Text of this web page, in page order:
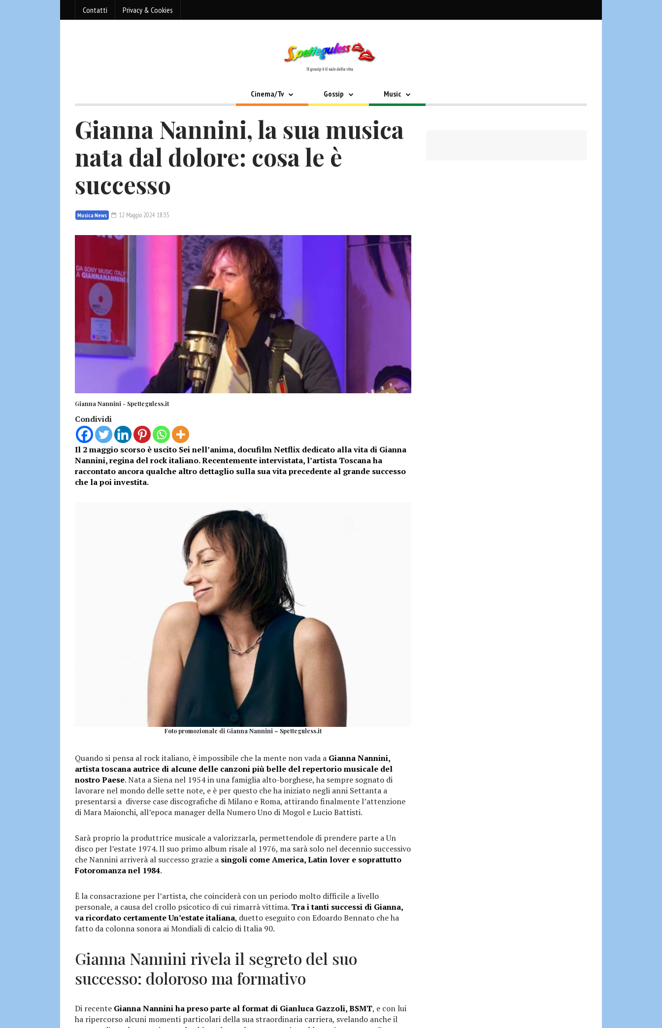
Contatti Privacy & Cookies
Cinema/Tv Gossip Music
Gianna Nannini, la sua musica
nata dal dolore: cosa le è
successo
Musica News 12 Maggio 2024 18:35
Gianna Nannini - Spetteguless.it
Condividi
Il 2 maggio scorso è uscito Sei nell’anima, docufilm Netflix dedicato alla vita di Gianna
Nannini, regina del rock italiano. Recentemente intervistata, l’artista Toscana ha
raccontato ancora qualche altro dettaglio sulla sua vita precedente al grande successo
che la poi investita.
Foto promozionale di Gianna Nannini – Spetteguless.it
Quando si pensa al rock italiano, è impossibile che la mente non vada a Gianna Nannini,
artista toscana autrice di alcune delle canzoni più belle del repertorio musicale del
nostro Paese. Nata a Siena nel 1954 in una famiglia alto-borghese, ha sempre sognato di
lavorare nel mondo delle sette note, e è per questo che ha iniziato negli anni Settanta a
presentarsi a diverse case discografiche di Milano e Roma, attirando finalmente l’attenzione
di Mara Maionchi, all’epoca manager della Numero Uno di Mogol e Lucio Battisti.
Sarà proprio la produttrice musicale a valorizzarla, permettendole di prendere parte a Un
disco per l’estate 1974. Il suo primo album risale al 1976, ma sarà solo nel decennio successivo
che Nannini arriverà al successo grazie a singoli come America, Latin lover e soprattutto
Fotoromanza nel 1984.
È la consacrazione per l’artista, che coinciderà con un periodo molto difficile a livello
personale, a causa del crollo psicotico di cui rimarrà vittima. Tra i tanti successi di Gianna,
va ricordato certamente Un’estate italiana, duetto eseguito con Edoardo Bennato che ha
fatto da colonna sonora ai Mondiali di calcio di Italia 90.
Gianna Nannini rivela il segreto del suo
successo: doloroso ma formativo
Di recente Gianna Nannini ha preso parte al format di Gianluca Gazzoli, BSMT, e con lui
ha ripercorso alcuni momenti particolari della sua straordinaria carriera, svelando anche il